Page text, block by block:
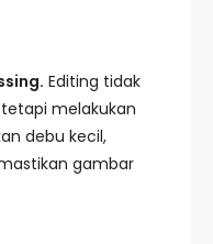
Editing tidak
melakukan
debu kecil,
gambar